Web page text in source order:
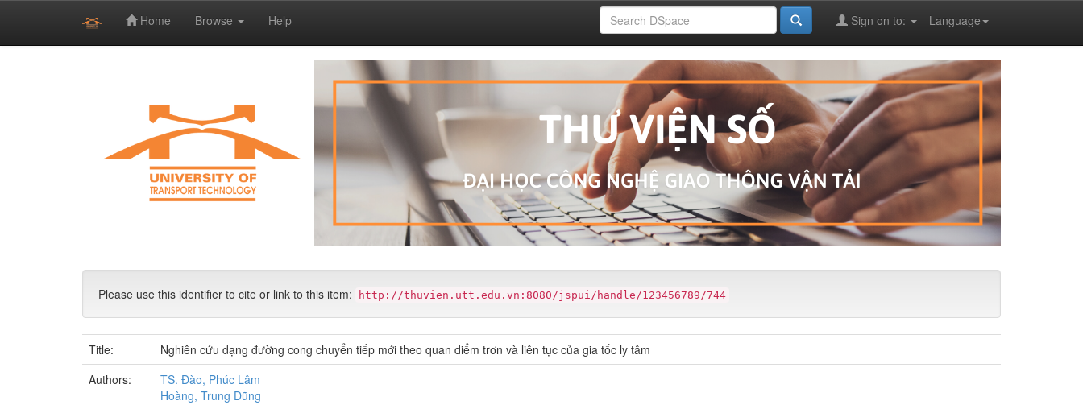
Home Browse Help Language
Sign on to:
Please use this identifier to cite or link to this item: http://thuvien.utt.edu.vn:8080/jspui/handle/123456789/744
Title:
Nghiên cứu dạng đường cong chuyển tiếp mới theo quan diểm trơn và liên tục của gia tốc ly tâm
Authors:
TS. Đào, Phúc Lâm
Hoàng, Trung Dũng